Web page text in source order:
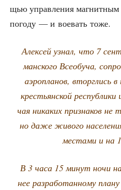
щью управ­ле­ния маг­нит­ным
пого­ду — и вое­вать тоже.
Алек­сей узнал, что 7
ман­ско­го Все­обу­ча,
аэро­пла­нов, вторг­лись
кре­стьян­ской
чая ника­ких при­зна­ков не
но даже живо­го
места­ми и на
В 3 часа 15 минут ночи
нее раз­ра­бо­тан­но­му